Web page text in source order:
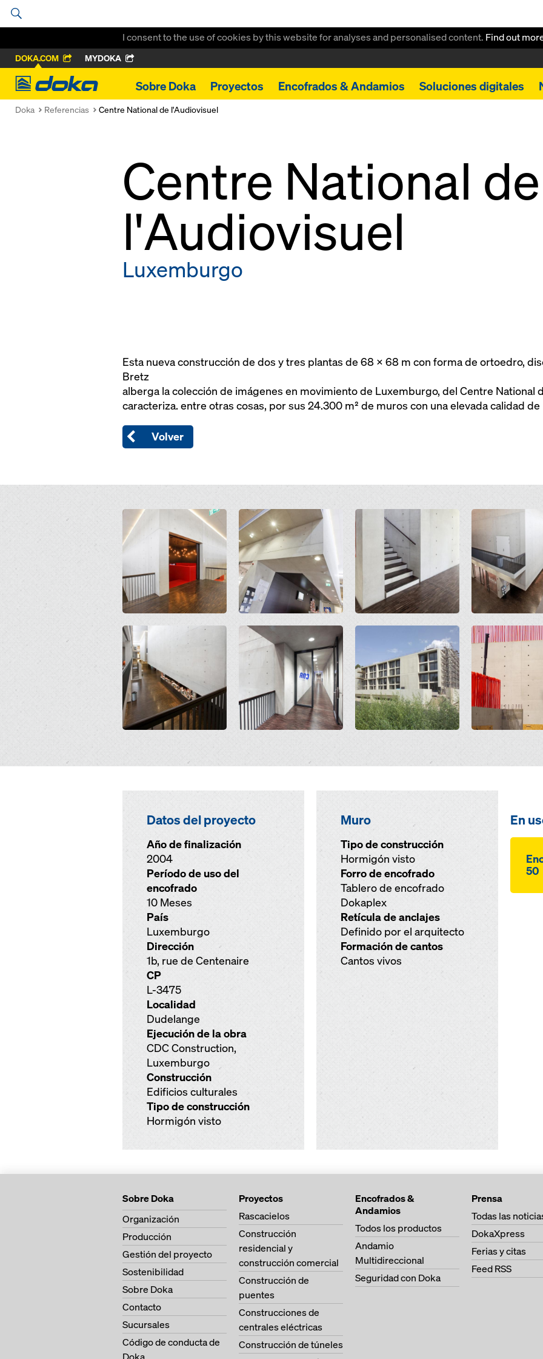
I consent to the use of cookies by this website for analyses and personalised content. Find out
DOKA.COM MYDOKA
Doka
Sobre Doka Proyectos Encofrados & Andamios Soluciones digitales
Doka Referencias Centre National de l'Audiovisuel
Centre National de
l'Audiovisuel
Luxemburgo
Esta nueva construcción de dos y tres plantas de 68 x 68 m con forma de ortoedro,
Bretz
alberga la colección de imágenes en movimiento de Luxemburgo, del Centre National
caracteriza. entre otras cosas, por sus 24.300 m² de muros con una elevada calidad
Volver
Open Open Open Open
Open Open Open Open
Datos del proyecto
Año de finalización
2004
Período de uso del
encofrado
10 Meses
País
Luxemburgo
Dirección
1b, rue de Centenaire
CP
L-3475
Localidad
Dudelange
Ejecución de la obra
CDC Construction,
Luxemburgo
Construcción
Edificios culturales
Tipo de construcción
Hormigón visto
Muro
Tipo de construcción
Hormigón visto
Forro de encofrado
Tablero de encofrado
Dokaplex
Retícula de anclajes
Definido por el arquitecto
Formación de cantos
Cantos vivos
En
50
Sobre Doka
Organización
Producción
Gestión del proyecto
Sostenibilidad
Sobre Doka
Contacto
Sucursales
Código de conducta de
Proyectos
Rascacielos
Construcción
residencial y
construcción comercial
Construcción de
puentes
Construcciones de
centrales eléctricas
Construcción de túneles
Encofrados &
Andamios
Todos los productos
Andamio
Multidireccional
Seguridad con Doka
Prensa
Todas las
DokaXpress
Ferias y citas
Feed RSS